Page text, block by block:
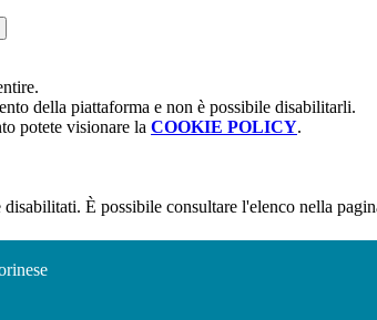
della piattaforma e non è possibile disabilitarli.
potete visionare la COOKIE POLICY.
È possibile consultare l'elenco nella